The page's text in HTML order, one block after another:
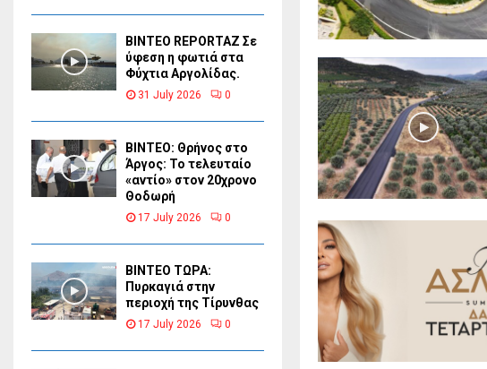
BINTEO REPORTAZ Σε
ύφεση η φωτιά στα
Φύχτια Αργολίδας.
31 July 2026 0
ΒΙΝΤΕΟ: Θρήνος στο
Άργος: Το τελευταίο
«αντίο» στον 20χρονο
Θοδωρή
17 July 2026 0
ΒΙΝΤΕΟ ΤΩΡΑ:
Πυρκαγιά στην
περιοχή της Τίρυνθας
17 July 2026 0